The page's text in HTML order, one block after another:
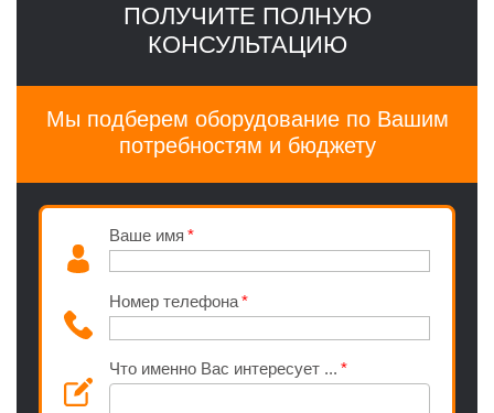
ПОЛУЧИТЕ ПОЛНУЮ
КОНСУЛЬТАЦИЮ
Мы подберем оборудование по Вашим
потребностям и бюджету
Ваше имя
Номер телефона
Что именно Вас интересует ...